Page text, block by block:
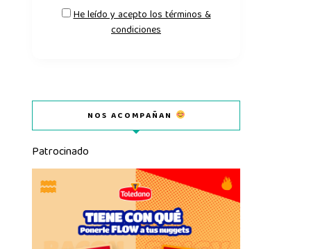
He leído y acepto los términos &
condiciones
NOS ACOMPAÑAN
Patrocinado